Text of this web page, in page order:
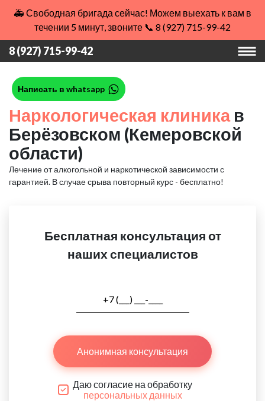
🚑 Свободная бригада сейчас! Можем выехать к вам в
течении 5 минут, звоните 📞 8 (927) 715-99-42
8 (927) 715-99-42
Написать в whatsapp
Наркологическая клиникав
Берёзовском (Кемеровской
области)
Лечение от алкогольной и наркотической зависимости с
гарантией. В случае срыва повторный курс - бесплатно!
Бесплатная консультация от
наших специалистов
Анонимная консультация
Даю согласие на обработку
персональных данных